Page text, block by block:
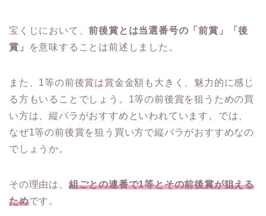
宝くじにおいて、前後賞とは当選番号の「前賞」「後
賞」
を意味することは前述しました。
また、1等の前後賞は賞金金額も大きく、魅力的に感じ
る方もいることでしょう。1等の前後賞を狙うための買
い方は、縦バラがおすすめといわれています。では、
なぜ1等の前後賞を狙う買い方で縦バラがおすすめなの
でしょうか。
その理由は、 組ごとの連番で1等とその前後賞が狙える
ためです。